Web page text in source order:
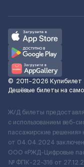
© 2011–2026 Купибилет
Дешёвые билеты на
Ж/Д билеты
с использованием веб-
пассажирские
от 04.04.2024
ООО «РЖД-Цифровые
№ ФПК-22-316 от